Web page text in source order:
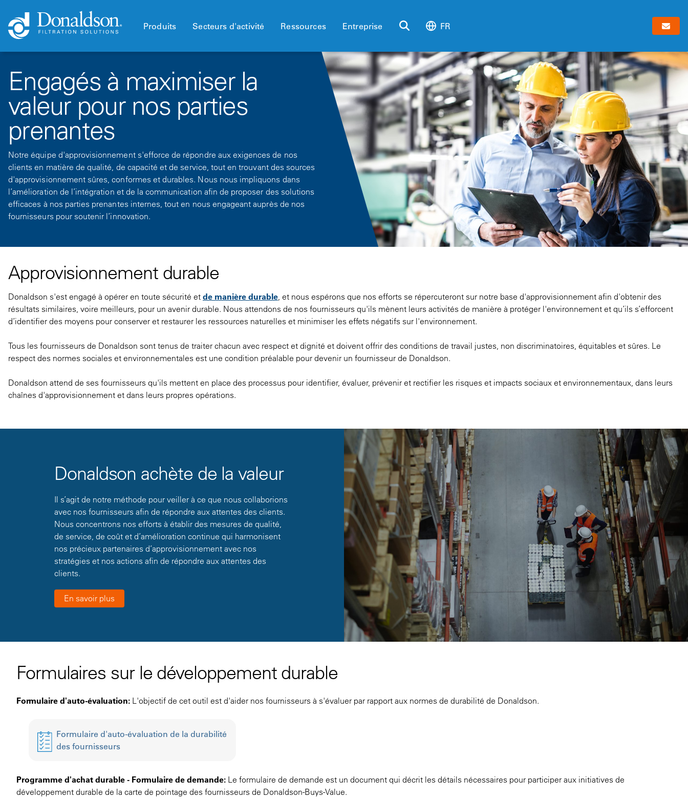
Produits Secteurs d'activité Ressources Entreprise FR
Engagés à maximiser la
valeur pour nos parties
prenantes
Notre équipe d'approvisionnement s'efforce de répondre aux exigences de nos
clients en matière de qualité, de capacité et de service, tout en trouvant des sources
d'approvisionnement sûres, conformes et durables. Nous nous impliquons dans
l’amélioration de l’intégration et de la communication afin de proposer des solutions
efficaces à nos parties prenantes internes, tout en nous engageant auprès de nos
fournisseurs pour soutenir l’innovation.
Approvisionnement durable
Donaldson s'est engagé à opérer en toute sécurité et de manière durable, et nous espérons que nos efforts se répercuteront sur notre base d'approvisionnement afin d'obtenir des
résultats similaires, voire meilleurs, pour un avenir durable. Nous attendons de nos fournisseurs qu'ils mènent leurs activités de manière à protéger l'environnement et qu’ils s’efforcent
d’identifier des moyens pour conserver et restaurer les ressources naturelles et minimiser les effets négatifs sur l'environnement.
Tous les fournisseurs de Donaldson sont tenus de traiter chacun avec respect et dignité et doivent offrir des conditions de travail justes, non discriminatoires, équitables et sûres. Le
respect des normes sociales et environnementales est une condition préalable pour devenir un fournisseur de Donaldson.
Donaldson attend de ses fournisseurs qu'ils mettent en place des processus pour identifier, évaluer, prévenir et rectifier les risques et impacts sociaux et environnementaux, dans leurs
chaînes d'approvisionnement et dans leurs propres opérations.
Donaldson achète de la valeur
Il s’agit de notre méthode pour veiller à ce que nous collaborions
avec nos fournisseurs afin de répondre aux attentes des clients.
Nous concentrons nos efforts à établir des mesures de qualité,
de service, de coût et d’amélioration continue qui harmonisent
nos précieux partenaires d’approvisionnement avec nos
stratégies et nos actions afin de répondre aux attentes des
clients.
En savoir plus
Formulaires sur le développement durable
Formulaire d'auto-évaluation: L'objectif de cet outil est d'aider nos fournisseurs à s'évaluer par rapport aux normes de durabilité de Donaldson.
Formulaire d'auto-évaluation de la durabilité
des fournisseurs
Programme d'achat durable - Formulaire de demande: Le formulaire de demande est un document qui décrit les détails nécessaires pour participer aux initiatives de
développement durable de la carte de pointage des fournisseurs de Donaldson-Buys-Value.